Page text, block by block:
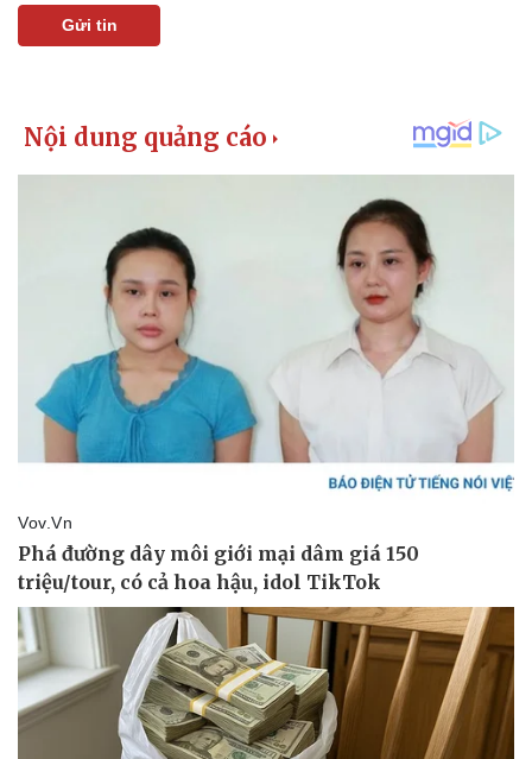
Bất động sản
Chứng khoán
Giá cà phê
Gửi tin